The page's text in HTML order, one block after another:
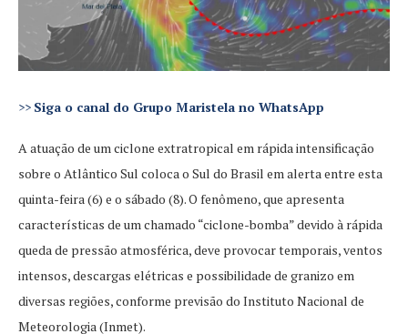
>> Siga o canal do Grupo Maristela no WhatsApp
A atuação de um ciclone extratropical em rápida intensificação
sobre o Atlântico Sul coloca o Sul do Brasil em alerta entre esta
quinta-feira (6) e o sábado (8). O fenômeno, que apresenta
características de um chamado “ciclone-bomba” devido à rápida
queda de pressão atmosférica, deve provocar temporais, ventos
intensos, descargas elétricas e possibilidade de granizo em
diversas regiões, conforme previsão do Instituto Nacional de
Meteorologia (Inmet).